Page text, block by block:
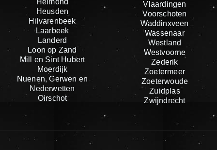
Helmond
Heusden
Hilvarenbeek
Laarbeek
Landerd
Loon op Zand
Mill en Sint Hubert
Moerdijk
Nuenen, Gerwen en
Nederwetten
Oirschot
Vlaardingen
Voorschoten
Waddinxveen
Wassenaar
Westland
Westvoorne
Zederik
Zoetermeer
Zoeterwoude
Zuidplas
Zwijndrecht